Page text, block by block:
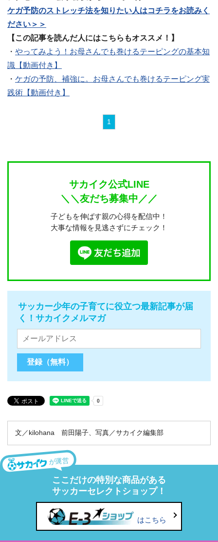
ケガ予防のストレッチ法を知りたい人はコチラをお読みく
ださい＞＞
【この記事を読んだ人にはこちらもオススメ！】
・ やってみよう！お母さんでも巻けるテーピングの基本知
識【動画付き】
・ ケガの予防、補強に。お母さんでも巻けるテーピング実
践術【動画付き】
1
サカイク公式LINE
＼＼友だち募集中／／
子どもを伸ばす親の心得を配信中！
大事な情報を見逃さずにチェック！
サッカー少年の子育てに役立つ最新記事が届
く！サカイクメルマガ
文／kilohana 前田陽子、写真／サカイク編集部
が運営
ここだけの特別な商品がある
サッカーセレクトショップ！
はこちら